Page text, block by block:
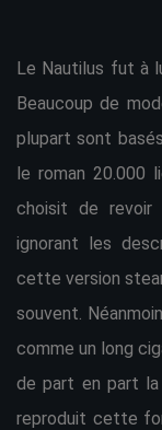
Le Nautilus fut à
Beaucoup de
plupart sont
le roman 20.000
choisit de revoir
ignorant les
cette version
souvent.
comme un long
de part en part la
reproduit cette